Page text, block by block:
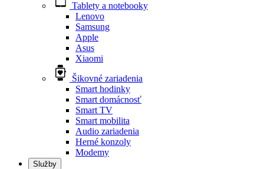
Tablety a notebooky
Lenovo
Samsung
Apple
Asus
Xiaomi
Šikovné zariadenia
Smart hodinky
Smart domácnosť
Smart TV
Smart mobilita
Audio zariadenia
Herné konzoly
Modemy
Služby